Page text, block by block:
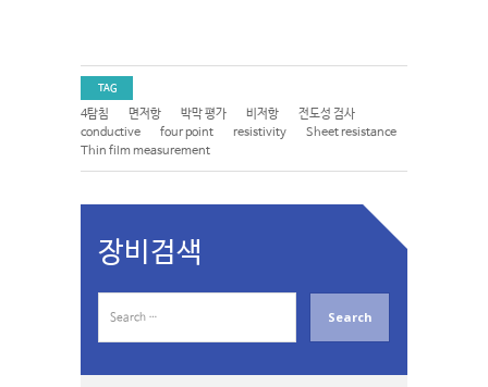
TAG
4탐침 면저항 박막 평가 비저항
전도성 검사
conductive
four point resistivity
Sheet resistance
Thin film measurement
장비검색
a